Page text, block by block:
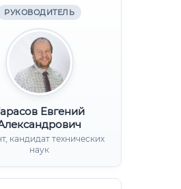
РУКОВОДИТЕЛЬ
Евгений
кандидат технических
наук